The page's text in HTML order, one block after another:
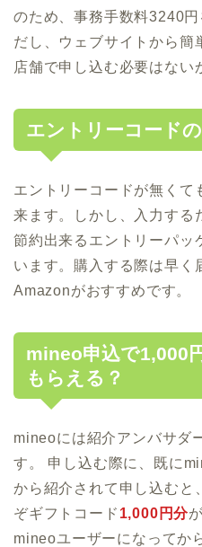
のため、事務手数料3240
だし、ウェブサイトから簡
店舗で申し込む必要はない
エントリーコード
エントリーコードが無くて
来ます。しかし、入力する
節約出来るエントリーパッ
います。購入する際は早く
Amazonがおすすめです。
mineo申込で1,000
もらえる？
mineoには紹介アンバサダ
す。 申し込む際に、既に
から紹介されて申し込むと
ぞギフトコード 1,000円分
mineoユーザーになってか